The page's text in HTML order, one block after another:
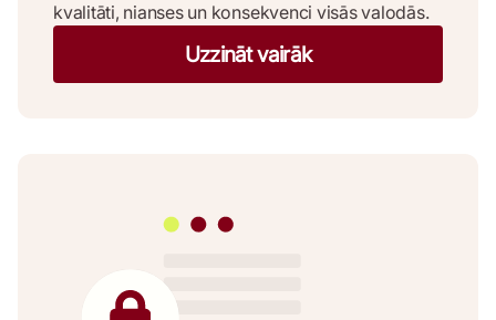
kvalitāti, nianses un konsekvenci visās valodās.
Uzzināt vairāk